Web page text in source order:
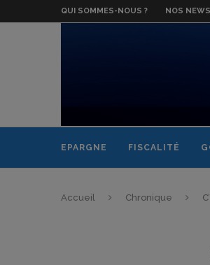
QUI SOMMES-NOUS ? NOS
EPARGNE FISCALITÉ
Accueil Chronique